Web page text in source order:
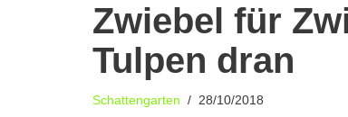
Zwiebel für
Tulpen dran
Schattengarten 28/10/2018